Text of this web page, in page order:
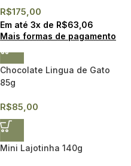
R$175,00
Em até 3x de R$63,06
Mais formas de pagamento
Chocolate Lingua de Gato
85g
R$85,00
Mini Lajotinha 140g